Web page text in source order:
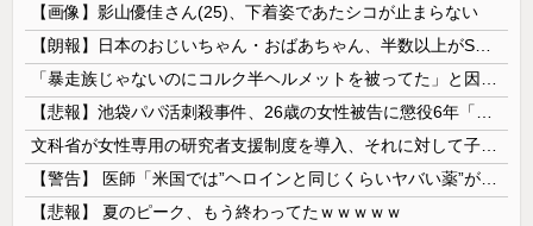
【画像】影山優佳さん(25)、下着姿であたシコが止まらない
【悲報】 夏のピーク、もう終わってたｗｗｗｗｗ